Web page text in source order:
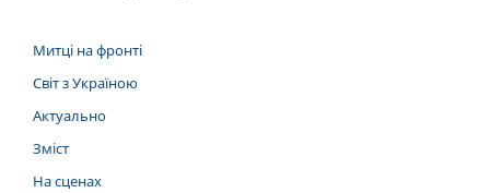
Митці на фронті
Світ з Україною
Актуально
Зміст
На сценах